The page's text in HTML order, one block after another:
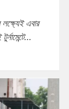
এবার